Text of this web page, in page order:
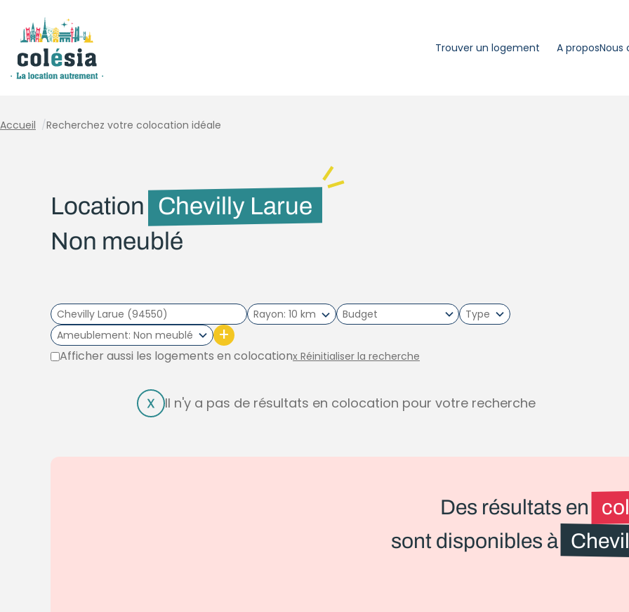
Trouver un logement A proposNous
Accueil /Recherchez votre colocation idéale
Location Chevilly Larue
Non meublé
Rayon 10 km
Type
Ameublement Non meublé +
Afficher aussi les logements en colocationx Réinitialiser la recherche
Il n'y a pas de résultats en colocation pour votre recherche
Des résultats en
sont disponibles à